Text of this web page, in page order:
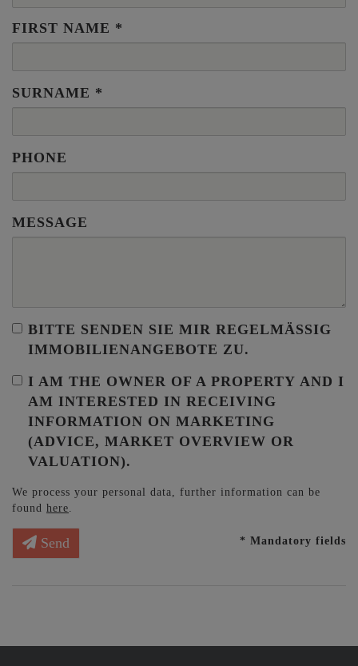
FIRST NAME
SURNAME
PHONE
MESSAGE
BITTE SENDEN SIE MIR REGELMÄSSIG I
MMOBILIENANGEBOTE ZU.
I AM THE OWNER OF A PROPERTY AND I
AM INTERESTED IN RECEIVING
INFORMATION ON MARKETING
(ADVICE, MARKET OVERVIEW OR
VALUATION).
We process your personal data, further information can be
found here.
Send * Mandatory fields